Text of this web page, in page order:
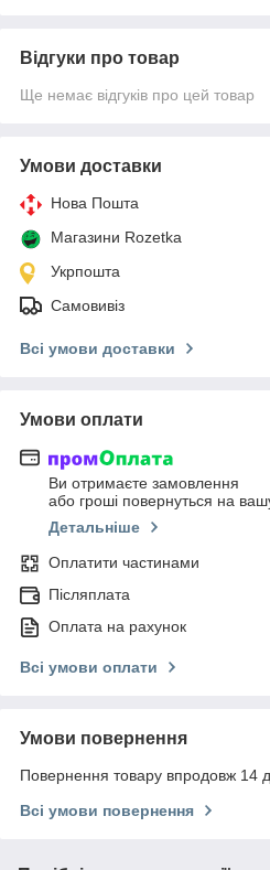
Відгуки про товар
Ще немає відгуків про цей товар
Умови доставки
Нова Пошта
Магазини Rozetka
Укрпошта
Самовивіз
Всі умови доставки
Умови оплати
Ви отримаєте замовлення
або гроші повернуться на
Детальніше
Оплатити частинами
Післяплата
Оплата на рахунок
Всі умови оплати
Умови повернення
Повернення товару впродовж 14
Всі умови повернення